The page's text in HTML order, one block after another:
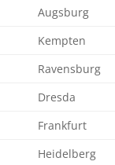
Augsburg
Kempten
Ravensburg
Dresda
Frankfurt
Heidelberg